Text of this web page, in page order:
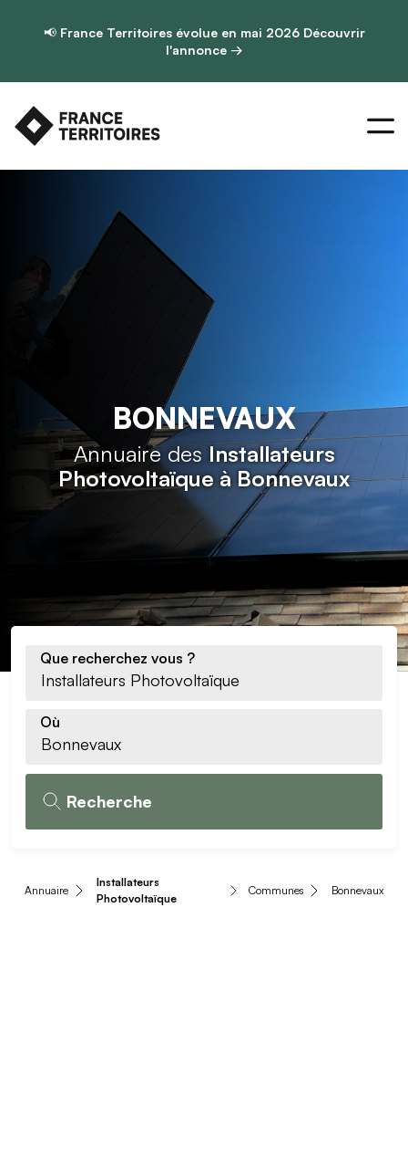
📢 France Territoires évolue en mai 2026 Découvrir
l'annonce →
BONNEVAUX
Annuaire des Installateurs
Photovoltaïque à Bonnevaux
Que recherchez vous ?
Où
Recherche
Annuaire
Installateurs
Photovoltaïque
Communes Bonnevaux